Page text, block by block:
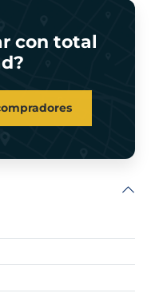
con total